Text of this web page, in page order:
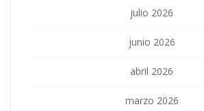
julio 2026
junio 2026
abril 2026
marzo 2026